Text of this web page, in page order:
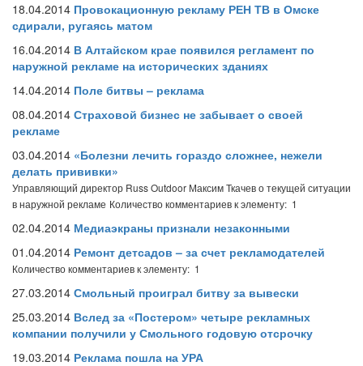
18.04.2014 Провокационную рекламу РЕН ТВ в Омске
сдирали, ругаясь матом
16.04.2014 В Алтайском крае появился регламент по
наружной рекламе на исторических зданиях
14.04.2014 Поле битвы – реклама
08.04.2014 Страховой бизнес не забывает о своей
рекламе
03.04.2014 «Болезни лечить гораздо сложнее, нежели
делать прививки»
Управляющий директор Russ Outdoor Максим Ткачев о текущей ситуации
в наружной рекламе Количество комментариев к элементу: 1
02.04.2014 Медиаэкраны признали незаконными
01.04.2014 Ремонт детсадов – за счет рекламодателей
Количество комментариев к элементу: 1
27.03.2014 Смольный проиграл битву за вывески
25.03.2014 Вслед за «Постером» четыре рекламных
компании получили у Смольного годовую отсрочку
19.03.2014 Реклама пошла на УРА